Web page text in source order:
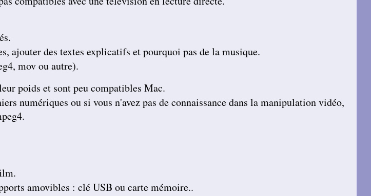
mes parents merci beaucoup
Tout est parfait :
et résultat de mes
j'ai des diapos a numeriser
je fasse un tri avant. Bonnes
cassettes et mes dvd. J'en ai
Mes enfants vont être contents
pour Noël ! Bonnes fêtes
ajouter des textes explicatifs et pourquoi pas de la musique.
mov ou autre).
poids et sont peu compatibles Mac.
numériques ou si vous n'avez pas de connaissance dans la manipulation vidéo,
amovibles : clé USB ou carte mémoire..